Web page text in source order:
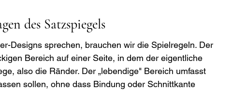
des Satzspiegels
Designs sprechen, brauchen wir die Spielregeln. Der
Bereich auf einer Seite, in dem der eigentliche
also die Ränder. Der „lebendige" Bereich umfasst
sollen, ohne dass Bindung oder Schnittkante